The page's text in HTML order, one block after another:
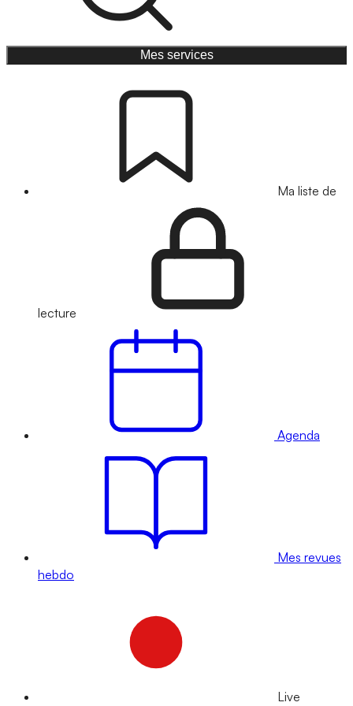
Mes services
Ma liste de
lecture
Agenda
Mes revues
hebdo
Live